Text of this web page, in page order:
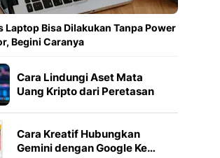
Laptop Bisa Dilakukan Tanpa Power
Begini Caranya
Cara Lindungi Aset Mata
Uang Kripto dari Peretasan
Cara Kreatif Hubungkan
Gemini dengan Google Ke…